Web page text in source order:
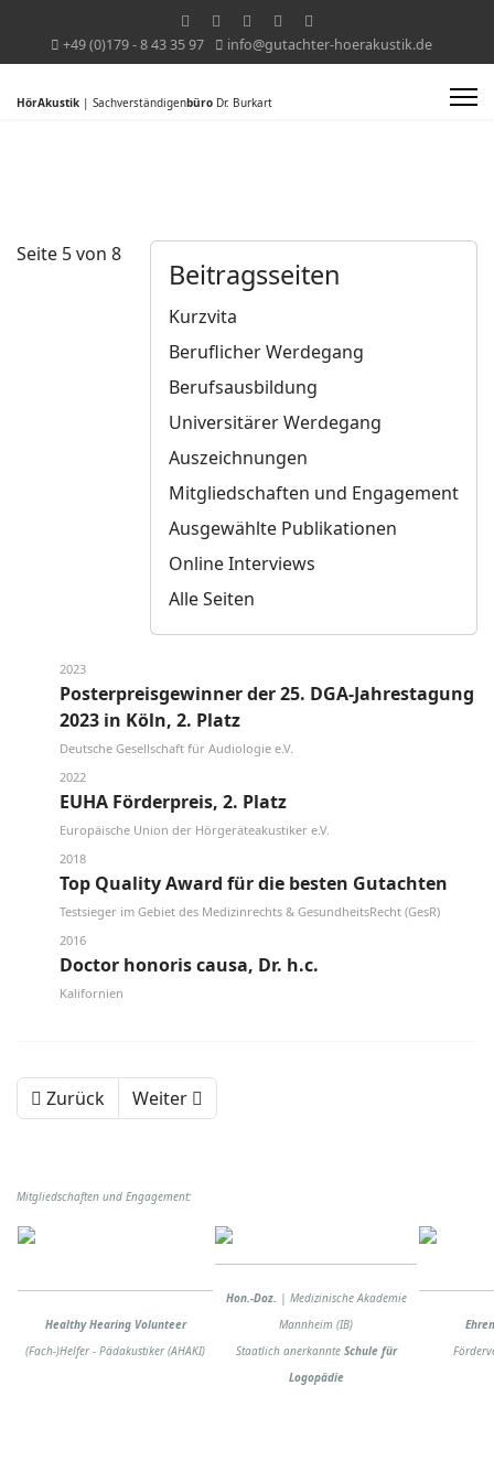
+49 (0)179 - 8 43 35 97 info@gutachter-hoerakustik.de
HörAkustik | Sachverständigenbüro Dr. Burkart
Beitragsseiten
Kurzvita
Beruflicher Werdegang
Berufsausbildung
Universitärer Werdegang
Auszeichnungen
Mitgliedschaften und Engagement
Ausgewählte Publikationen
Online Interviews
Alle Seiten
Seite 5 von 8
2023
Posterpreisgewinner der 25. DGA-Jahrestagung
2023 in Köln, 2. Platz
Deutsche Gesellschaft für Audiologie e.V.
2022
EUHA Förderpreis, 2. Platz
Europäische Union der Hörgeräteakustiker e.V.
2018
Top Quality Award für die besten Gutachten
Testsieger im Gebiet des Medizinrechts & GesundheitsRecht (GesR)
2016
Doctor honoris causa, Dr. h.c.
Kalifornien
Zurück Weiter
Mitgliedschaften und Engagement:
Healthy Hearing Volunteer
(Fach-)Helfer - Pädakustiker (AHAKI)
Hon.-Doz. | Medizinische Akademie
Mannheim (IB)
Staatlich anerkannte Schule für
Logopädie